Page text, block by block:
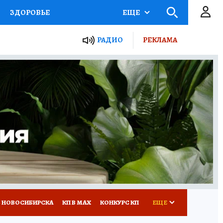
ЗДОРОВЬЕ
Я ЗНАЮ СЕМЬЯ
СЕРИАЛЫ
ВСЕ О КП РАДИО КП
ЕЩЕ
РАДИО РЕКЛАМА
КП В МАХ КОНКУРС КП ЕЩЕ